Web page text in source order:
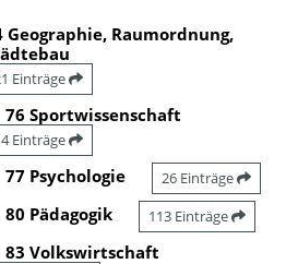
Geographie, Raumordnung,
Einträge
76 Sportwissenschaft
Einträge
77 Psychologie 26 Einträge
80 Pädagogik 113 Einträge
83 Volkswirtschaft